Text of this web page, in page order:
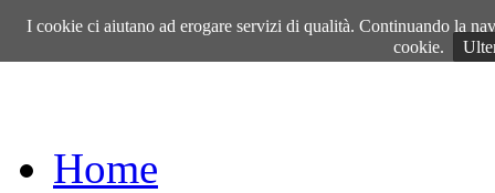
Giovedì, 06 Agosto 2026
Home
I cookie ci aiutano ad erogare servizi di qualità. Continuando la
cookie.